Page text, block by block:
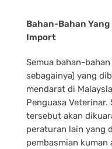
Bahan-Bahan
Import
Semua bahan-
sebagainya) yang
mendarat di
Penguasa
tersebut akan
peraturan lain yang
pembasmian kuman